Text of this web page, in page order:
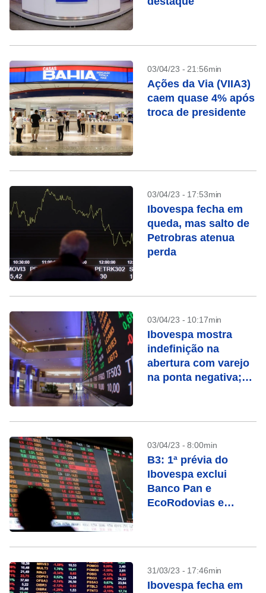
03/04/23 - 21:56min
Ações da Via (VIIA3)
caem quase 4% após
troca de presidente
03/04/23 - 17:53min
Ibovespa fecha em
queda, mas salto de
Petrobras atenua
perda
03/04/23 - 10:17min
Ibovespa mostra
indefinição na
abertura com varejo
na ponta negativa;
03/04/23 - 8:00min
B3: 1ª prévia do
Ibovespa exclui
Banco Pan e
EcoRodovias e
31/03/23 - 17:46min
Ibovespa fecha em